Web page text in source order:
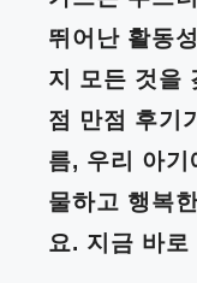
뛰어난 활동
지 모든 것을
점 만점 후기
름, 우리 아기
물하고 행복
요. 지금 바